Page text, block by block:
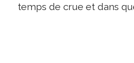
temps de crue et dans